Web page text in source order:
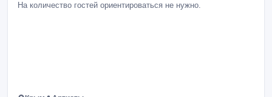
На количество гостей ориентироваться не нужно.